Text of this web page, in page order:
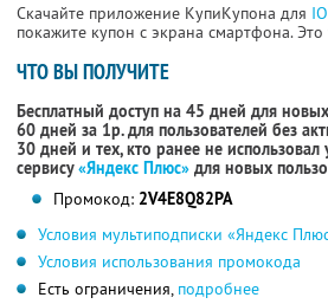
Скачайте приложение КупиКупона для
покажите купон с экрана смартфона.
ЧТО ВЫ ПОЛУЧИТЕ
Бесплатный доступ на 45 дней для
60 дней за 1р. для пользователей без
30 дней и тех, кто ранее не использовал
сервису«Яндекс Плюс» для новых
Промокод: 2V4E8Q82PA
Условия мультиподписки «Яндекс
Условия использования промокода
Есть ограничения, подробнее